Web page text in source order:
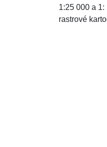
1:25 000 a
rastrové